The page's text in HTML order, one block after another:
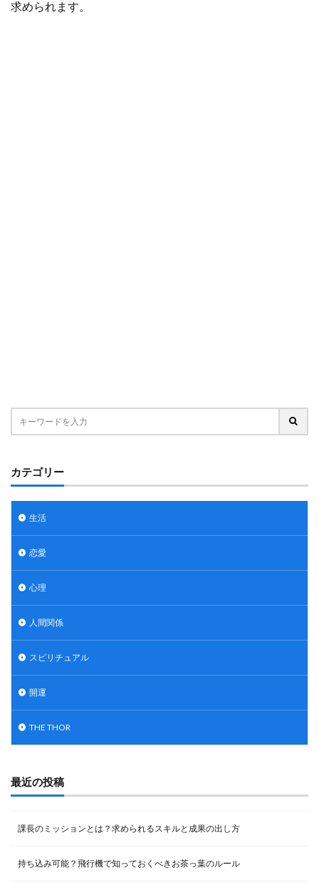
求められます。
カテゴリー
生活
恋愛
心理
人間関係
スピリチュアル
開運
THE THOR
最近の投稿
課長のミッションとは？求められるスキルと成果の出し方
持ち込み可能？飛行機で知っておくべきお茶っ葉のルール